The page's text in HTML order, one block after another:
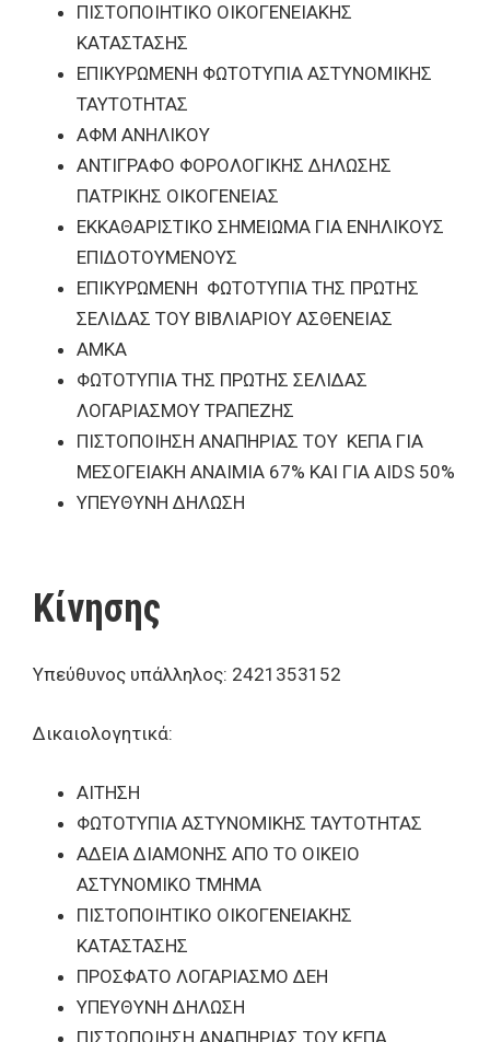
ΠΙΣΤΟΠΟΙΗΤΙΚΟ ΟΙΚΟΓΕΝΕΙΑΚΗΣ
ΚΑΤΑΣΤΑΣΗΣ
ΕΠΙΚΥΡΩΜΕΝΗ ΦΩΤΟΤΥΠΙΑ ΑΣΤΥΝΟΜΙΚΗΣ
ΤΑΥΤΟΤΗΤΑΣ
ΑΦΜ ΑΝΗΛΙΚΟΥ
ΑΝΤΙΓΡΑΦΟ ΦΟΡΟΛΟΓΙΚΗΣ ΔΗΛΩΣΗΣ
ΠΑΤΡΙΚΗΣ ΟΙΚΟΓΕΝΕΙΑΣ
ΕΚΚΑΘΑΡΙΣΤΙΚΟ ΣΗΜΕΙΩΜΑ ΓΙΑ ΕΝΗΛΙΚΟΥΣ
ΕΠΙΔΟΤΟΥΜΕΝΟΥΣ
ΕΠΙΚΥΡΩΜΕΝΗ ΦΩΤΟΤΥΠΙΑ ΤΗΣ ΠΡΩΤΗΣ
ΣΕΛΙΔΑΣ ΤΟΥ ΒΙΒΛΙΑΡΙΟΥ ΑΣΘΕΝΕΙΑΣ
ΑΜΚΑ
ΦΩΤΟΤΥΠΙΑ ΤΗΣ ΠΡΩΤΗΣ ΣΕΛΙΔΑΣ
ΛΟΓΑΡΙΑΣΜΟΥ ΤΡΑΠΕΖΗΣ
ΠΙΣΤΟΠΟΙΗΣΗ ΑΝΑΠΗΡΙΑΣ ΤΟΥ ΚΕΠΑ ΓΙΑ
ΜΕΣΟΓΕΙΑΚΗ ΑΝΑΙΜΙΑ 67% ΚΑΙ ΓΙΑ AIDS 50%
ΥΠΕΥΘΥΝΗ ΔΗΛΩΣΗ
Κίνησης
Υπεύθυνος υπάλληλος: 2421353152
Δικαιολογητικά:
ΑΙΤΗΣΗ
ΦΩΤΟΤΥΠΙΑ ΑΣΤΥΝΟΜΙΚΗΣ ΤΑΥΤΟΤΗΤΑΣ
ΑΔΕΙΑ ΔΙΑΜΟΝΗΣ ΑΠΟ ΤΟ ΟΙΚΕΙΟ
ΑΣΤΥΝΟΜΙΚΟ ΤΜΗΜΑ
ΠΙΣΤΟΠΟΙΗΤΙΚΟ ΟΙΚΟΓΕΝΕΙΑΚΗΣ
ΚΑΤΑΣΤΑΣΗΣ
ΠΡΟΣΦΑΤΟ ΛΟΓΑΡΙΑΣΜΟ ΔΕΗ
ΥΠΕΥΘΥΝΗ ΔΗΛΩΣΗ
ΠΙΣΤΟΠΟΙΗΣΗ ΑΝΑΠΗΡΙΑΣ ΤΟΥ ΚΕΠΑ